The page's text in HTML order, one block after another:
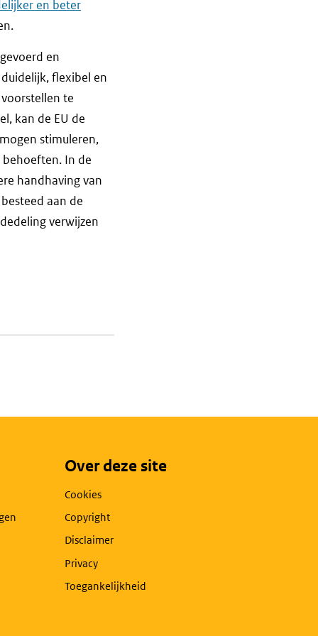
en beter
en
flexibel en
te
kan de EU de
stimuleren,
In de
handhaving van
aan de
verwijzen
Over deze site
Cookies
Copyright
Disclaimer
Privacy
Toegankelijkheid